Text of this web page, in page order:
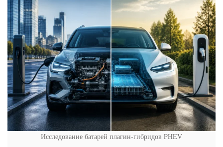
Исследование батарей плагин-гибридов PHEV